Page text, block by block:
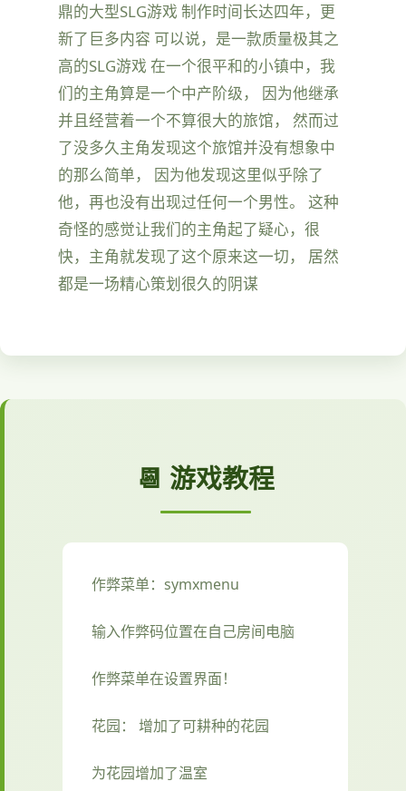
鼎的大型SLG游戏 制作时间长达四年，更
新了巨多内容 可以说，是一款质量极其之
高的SLG游戏 在一个很平和的小镇中，我
们的主角算是一个中产阶级， 因为他继承
并且经营着一个不算很大的旅馆， 然而过
了没多久主角发现这个旅馆并没有想象中
的那么简单， 因为他发现这里似乎除了
他，再也没有出现过任何一个男性。 这种
奇怪的感觉让我们的主角起了疑心，很
快，主角就发现了这个原来这一切， 居然
都是一场精心策划很久的阴谋
📆 游戏教程
作弊菜单：symxmenu
输入作弊码位置在自己房间电脑
作弊菜单在设置界面！
花园： 增加了可耕种的花园
为花园增加了温室